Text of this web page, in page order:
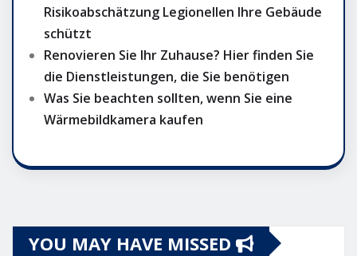
Risikoabschätzung Legionellen Ihre Gebäude
schützt
Renovieren Sie Ihr Zuhause? Hier finden Sie
die Dienstleistungen, die Sie benötigen
Was Sie beachten sollten, wenn Sie eine
Wärmebildkamera kaufen
YOU MAY HAVE MISSED